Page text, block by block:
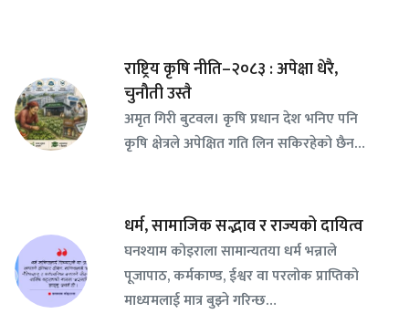
राष्ट्रिय कृषि नीति–२०८३ : अपेक्षा धेरै,
चुनौती उस्तै
अमृत गिरी बुटवल। कृषि प्रधान देश भनिए पनि
कृषि क्षेत्रले अपेक्षित गति लिन सकिरहेको छैन…
धर्म, सामाजिक सद्भाव र राज्यको दायित्व
घनश्याम कोइराला सामान्यतया धर्म भन्नाले
पूजापाठ, कर्मकाण्ड, ईश्वर वा परलोक प्राप्तिको
माध्यमलाई मात्र बुझ्ने गरिन्छ…